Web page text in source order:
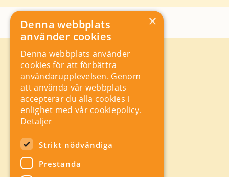
Kontakt
Storgatan 19, Box 5501,
114 85 Stockholm
Orgnr: 556625 – 8389
rad@industriarbetsgivarna.se
Rådgivning:08-762 67 70
Växel:08-762 67 55
Hitta snabbt
A-Ö
×
Denna webbplats
använder cookies
Denna webbplats använder
cookies för att förbättra
användarupplevelsen. Genom
att använda vår webbplats
accepterar du alla cookies i
enlighet med vår cookiepolicy.
Detaljer
Strikt nödvändiga
Prestanda